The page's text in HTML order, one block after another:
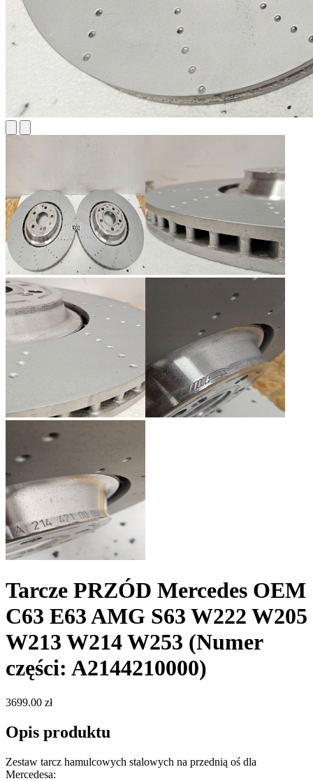
Tarcze PRZÓD Mercedes OEM
C63 E63 AMG S63 W222 W205
W213 W214 W253 (Numer
części: A2144210000)
3699.00 zł
Opis produktu
Zestaw tarcz hamulcowych stalowych na przednią oś dla
Mercedesa: